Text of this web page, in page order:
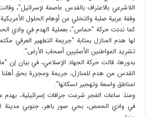
اللاشرعي بالاعتراف بالقدس عاصمة لإسرائيل”،
وقفة عربية صلبة والتخلي عن أوهام الحلول
كما نددت حركة “حماس”، بعملية الهدم في وادي
لها هدم المنازل بمثابة “جريمة التطهير العرقي
تشريد المواطنين الأصليين أصحاب الأرض”.
بدورها، قالت حركة الجهاد الإسلامي، في بيان إن
القدس من هدم للمنازل، جريمة ومجزرة بحق أهلنا
لمناطق واسعة وتهجير لسكانها”.
ومنذ ساعات الفجر شرعت جرافات إسرائيلية،
في وادي الحمص، بحي صور باهر، جنوبي مدينة